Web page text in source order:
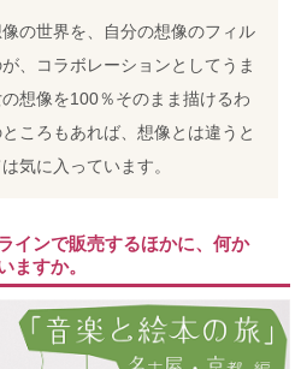
の世界を、自分の想像のフィル
、コラボレーションとしてうま
想像を100％そのまま描けるわ
ころもあれば、想像とは違うと
気に入っています。
インで販売するほかに、何か
ますか。